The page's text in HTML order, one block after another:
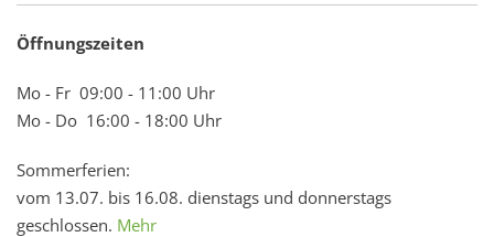
Öffnungszeiten
Mo - Fr 09:00 - 11:00 Uhr
Mo - Do 16:00 - 18:00 Uhr
Sommerferien:
vom 13.07. bis 16.08. dienstags und donnerstags
geschlossen. Mehr